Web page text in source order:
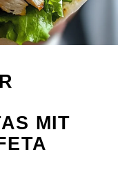
MIT